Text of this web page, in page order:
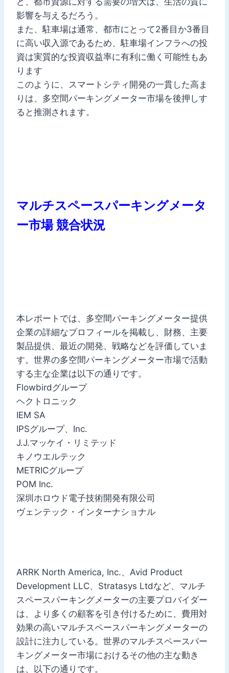
影響を与えるだろう。
また、駐車場は通常、都市にとって2番目か3番目
に高い収入源であるため、駐車場インフラへの投
資は実質的な投資収益率に有利に働く可能性もあ
ります
このように、スマートシティ開発の一貫した高ま
りは、多空間パーキングメーター市場を後押しす
ると推測されます。
マルチスペースパーキングメータ
ー市場 競合状況
本レポートでは、多空間パーキングメーター提供
企業の詳細なプロフィールを掲載し、財務、主要
製品提供、最近の開発、戦略などを評価していま
す。世界の多空間パーキングメーター市場で活動
する主な企業は以下の通りです。
Flowbirdグループ
ヘクトロニック
IEM SA
IPSグループ、Inc.
J.J.マッケイ・リミテッド
キノウエルテック
METRICグループ
POM Inc.
深圳ホロウド電子技術開発有限公司
ヴェンテック・インターナショナル
ARRK North America, Inc.、Avid Product
Development LLC、Stratasys Ltdなど、マルチ
スペースパーキングメーターの主要プロバイダー
は、より多くの顧客を引き付けるために、費用対
効果の高いマルチスペースパーキングメーターの
設計に注力している。世界のマルチスペースパー
キングメーター市場におけるその他の主な動き
は、以下の通りです。